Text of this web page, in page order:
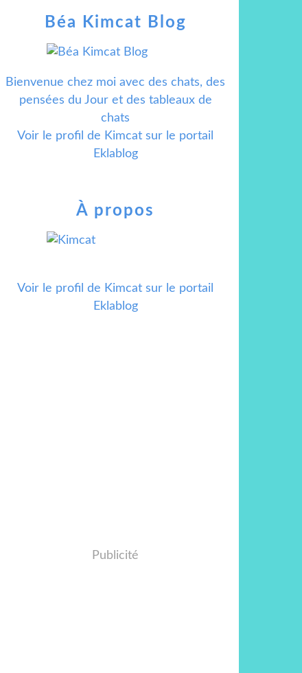
Béa Kimcat Blog
Bienvenue chez moi avec des chats, des
pensées du Jour et des tableaux de
chats
Voir le profil de Kimcat sur le portail
Eklablog
À propos
Voir le profil de Kimcat sur le portail
Eklablog
Publicité